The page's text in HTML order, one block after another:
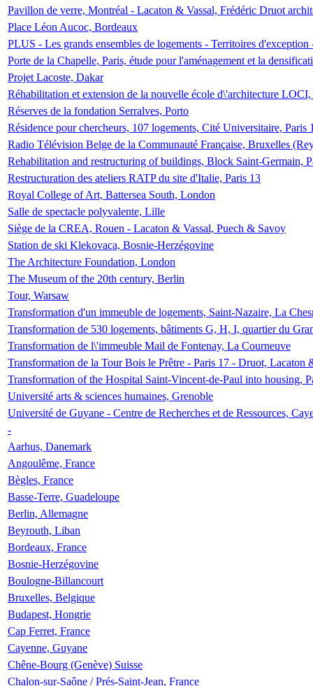
Pavillon de verre, Montréal - Lacaton & Vassal, Frédéric Druot
Place Léon Aucoc, Bordeaux
PLUS - Les grands ensembles de logements - Territoires
Porte de la Chapelle, Paris, étude pour l'aménagement et la
Projet Lacoste, Dakar
Réhabilitation et extension de la nouvelle école d\'architecture
Réserves de la fondation Serralves, Porto
Résidence pour chercheurs, 107 logements, Cité Universitaire, Paris
Radio Télévision Belge de la Communauté Française, Bruxelles
Rehabilitation and restructuring of buildings, Block Saint-Germain,
Restructuration des ateliers RATP du site d'Italie, Paris 13
Royal College of Art, Battersea South, London
Salle de spectacle polyvalente, Lille
Siège de la CREA, Rouen - Lacaton & Vassal, Puech & Savoy
Station de ski Klekovaca, Bosnie-Herzégovine
The Architecture Foundation, London
The Museum of the 20th century, Berlin
Tour, Warsaw
Transformation d'un immeuble de logements, Saint-Nazaire, La
Transformation de 530 logements, bâtiments G, H, I, quartier du
Transformation de l\'immeuble Mail de Fontenay, La Courneuve
Transformation de la Tour Bois le Prêtre - Paris 17 - Druot, Lacaton
Transformation of the Hospital Saint-Vincent-de-Paul into housing,
Université arts & sciences humaines, Grenoble
Université de Guyane - Centre de Recherches et de Ressources,
-
Aarhus, Danemark
Angoulême, France
Bègles, France
Basse-Terre, Guadeloupe
Berlin, Allemagne
Beyrouth, Liban
Bordeaux, France
Bosnie-Herzégovine
Boulogne-Billancourt
Bruxelles, Belgique
Budapest, Hongrie
Cap Ferret, France
Cayenne, Guyane
Chêne-Bourg (Genève) Suisse
Chalon-sur-Saône / Prés-Saint-Jean, France